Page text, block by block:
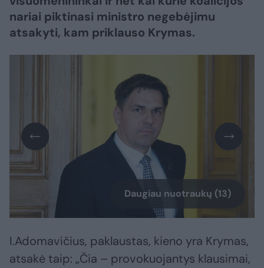
nariai piktinasi ministro negebėjimu
atsakyti, kam priklauso Krymas.
Daugiau nuotraukų (13)
I.Adomavičius, paklaustas, kieno yra Krymas,
atsakė taip: „Čia – provokuojantys klausimai,